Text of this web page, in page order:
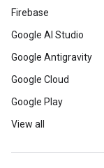
Firebase
Google AI Studio
Google Antigravity
Google Cloud
Google Play
View all